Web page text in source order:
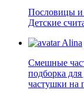
Пословицы и
Детские
Alina
Смешные
подборка
частушки на